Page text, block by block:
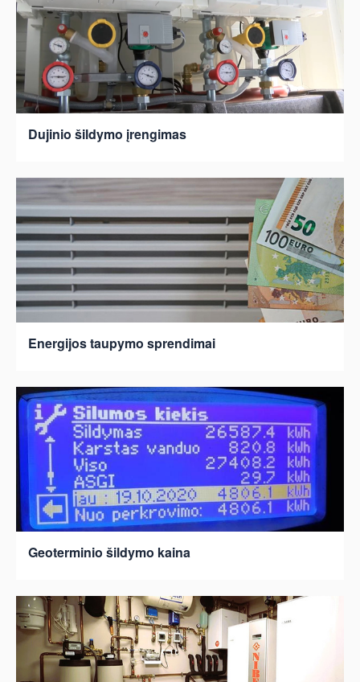
Dujinio šildymo įrengimas
Energijos taupymo sprendimai
Geoterminio šildymo kaina